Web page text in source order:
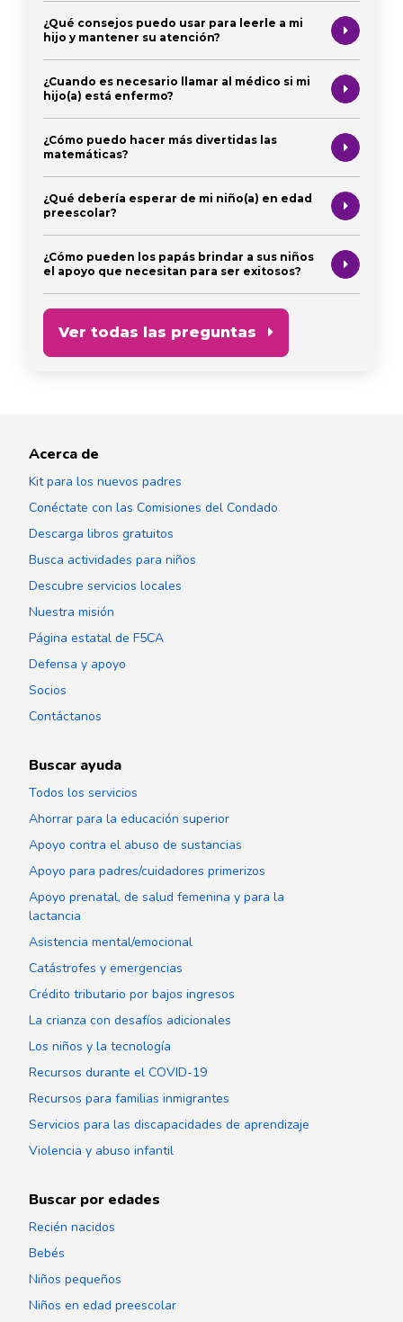
¿Qué consejos puedo usar para leerle a mi
hijo y mantener su atención?
¿Cuando es necesario llamar al médico si mi
hijo(a) está enfermo?
¿Cómo puedo hacer más divertidas las
matemáticas?
¿Qué debería esperar de mi niño(a) en edad
preescolar?
¿Cómo pueden los papás brindar a sus niños
el apoyo que necesitan para ser exitosos?
Ver todas las preguntas
Acerca de
Kit para los nuevos padres
Conéctate con las Comisiones del Condado
Descarga libros gratuitos
Busca actividades para niños
Descubre servicios locales
Nuestra misión
Página estatal de F5CA
Defensa y apoyo
Socios
Contáctanos
Buscar ayuda
Todos los servicios
Ahorrar para la educación superior
Apoyo contra el abuso de sustancias
Apoyo para padres/cuidadores primerizos
Apoyo prenatal, de salud femenina y para la
lactancia
Asistencia mental/emocional
Catástrofes y emergencias
Crédito tributario por bajos ingresos
La crianza con desafíos adicionales
Los niños y la tecnología
Recursos durante el COVID-19
Recursos para familias inmigrantes
Servicios para las discapacidades de aprendizaje
Violencia y abuso infantil
Buscar por edades
Recién nacidos
Bebés
Niños pequeños
Niños en edad preescolar